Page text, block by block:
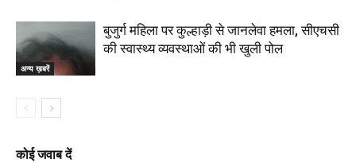
अन्य ख़बरें
बुजुर्ग महिला पर कुल्हाड़ी से जानलेवा हमला, सीएचसी
की स्वास्थ्य व्यवस्थाओं की भी खुली पोल
कोई जवाब दें